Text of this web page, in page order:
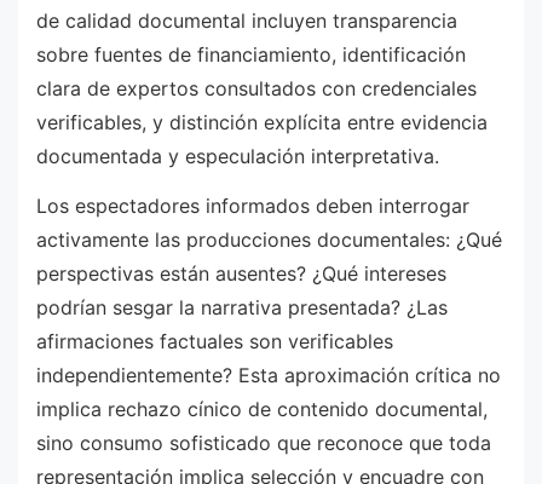
de calidad documental incluyen transparencia
sobre fuentes de financiamiento, identificación
clara de expertos consultados con credenciales
verificables, y distinción explícita entre evidencia
documentada y especulación interpretativa.
Los espectadores informados deben interrogar
activamente las producciones documentales: ¿Qué
perspectivas están ausentes? ¿Qué intereses
podrían sesgar la narrativa presentada? ¿Las
afirmaciones factuales son verificables
independientemente? Esta aproximación crítica no
implica rechazo cínico de contenido documental,
sino consumo sofisticado que reconoce que toda
representación implica selección y encuadre con